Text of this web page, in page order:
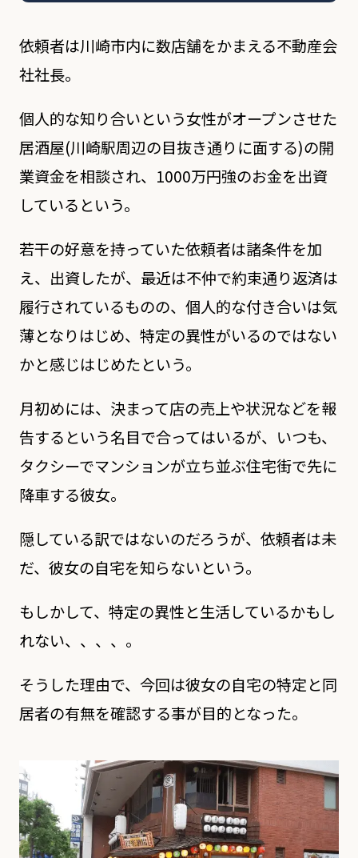
依頼者は川崎市内に数店舗をかまえる不動産会
社社長。
個人的な知り合いという女性がオープンさせた
居酒屋(川崎駅周辺の目抜き通りに面する)の開
業資金を相談され、1000万円強のお金を出資
しているという。
若干の好意を持っていた依頼者は諸条件を加
え、出資したが、最近は不仲で約束通り返済は
履行されているものの、個人的な付き合いは気
薄となりはじめ、特定の異性がいるのではない
かと感じはじめたという。
月初めには、決まって店の売上や状況などを報
告するという名目で合ってはいるが、いつも、
タクシーでマンションが立ち並ぶ住宅街で先に
降車する彼女。
隠している訳ではないのだろうが、依頼者は未
だ、彼女の自宅を知らないという。
もしかして、特定の異性と生活しているかもし
れない、、、、。
そうした理由で、今回は彼女の自宅の特定と同
居者の有無を確認する事が目的となった。